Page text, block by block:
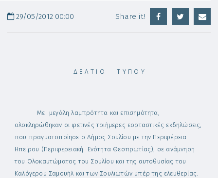
29/05/2012 00:00 Share it!
Δ Ε Λ Τ Ι Ο Τ Υ Π Ο Υ
Με μεγάλη λαμπρότητα και επισημότητα,
ολοκληρώθηκαν οι φετινές τριήμερες εορταστικές εκδηλώσεις,
που πραγματοποίησε ο Δήμος Σουλίου με την Περιφέρεια
Ηπείρου (Περιφερειακή Ενότητα Θεσπρωτίας), σε ανάμνηση
του Ολοκαυτώματος του Σουλίου και της αυτοθυσίας του
Καλόγερου Σαμουήλ και των Σουλιωτών υπέρ της ελευθερίας.